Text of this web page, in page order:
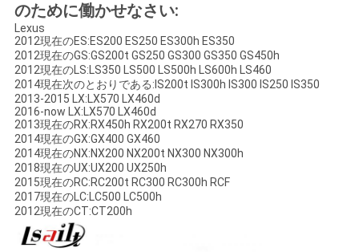
ニ
ュ
ー
ス
場
合
のために働かせなさい:
Lexus
2012現在のES:ES200 ES250 ES300h ES350
2012現在のGS:GS200t GS250 GS300 GS350 GS450h
2012現在のLS:LS350 LS500 LS500h LS600h LS460
2014現在次のとおりである:IS200t IS300h IS300 IS250 IS350
2013-2015 LX:LX570 LX460d
2016-now LX:LX570 LX460d
2013現在のRX:RX450h RX200t RX270 RX350
2014現在のGX:GX400 GX460
2014現在のNX:NX200 NX200t NX300 NX300h
2018現在のUX:UX200 UX250h
2015現在のRC:RC200t RC300 RC300h RCF
2017現在のLC:LC500 LC500h
2012現在のCT:CT200h